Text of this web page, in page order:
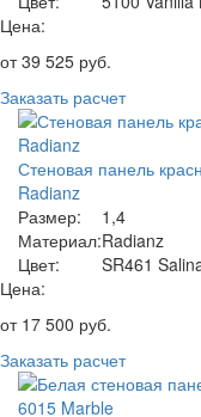
Цена:
от39 525 руб.
Заказать расчет
Стеновая панель
Radianz
Размер:
1,4
Материал:Radianz
Цвет:
SR461
Цена:
от 17 500 руб.
Заказать расчет